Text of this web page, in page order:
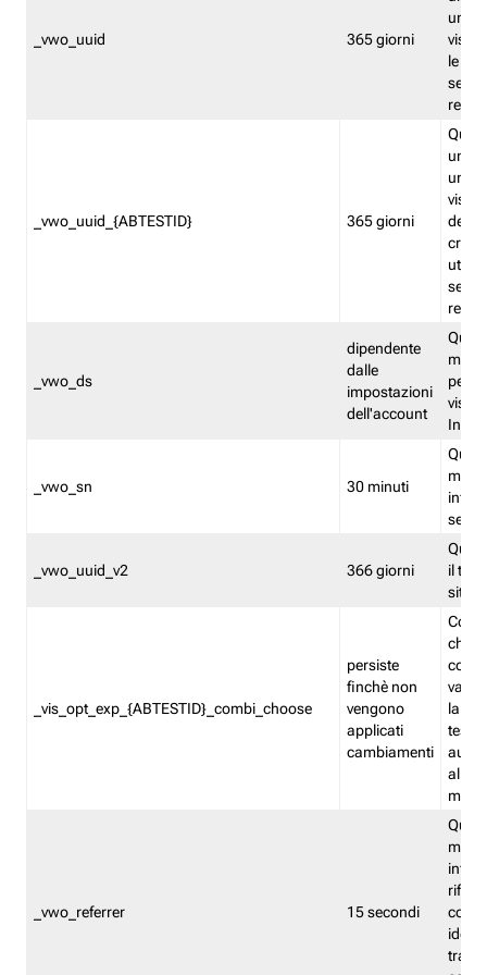
_vwo_uuid 365 giorni
le
_vwo_uuid_{ABTESTID} 365 giorni
un
del
_vwo_ds
dipendente
dalle
impostazioni
dell'account
_vwo_sn 30 minuti
_vwo_uuid_v2 366 giorni
il
sito
_vis_opt_exp_{ABTESTID}_combi_choose
persiste
finchè non
vengono
applicati
cambiamenti
che
la
test.
_vwo_referrer 15 secondi